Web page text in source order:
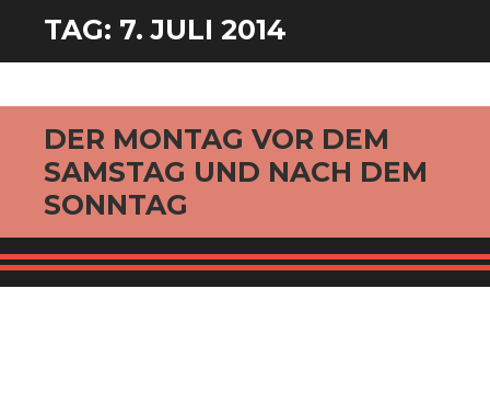
TAG: 7. JULI 2014
DER MONTAG VOR DEM
SAMSTAG UND NACH DEM
SONNTAG